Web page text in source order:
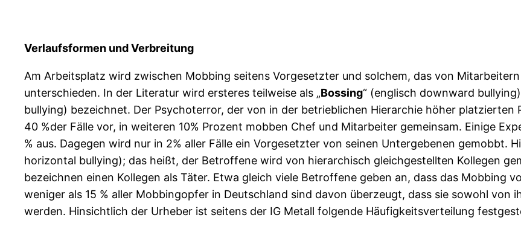
Verlaufsformen und Verbreitung
Am Arbeitsplatz wird zwischen Mobbing seitens Vorgesetzter und solchem, das von
unterschieden. In der Literatur wird ersteres teilweise als „Bossing“ (englisch downward
bullying) bezeichnet. Der Psychoterror, der von in der betrieblichen Hierarchie höher
40 %der Fälle vor, in weiteren 10% Prozent mobben Chef und Mitarbeiter gemeinsam. Einige
% aus. Dagegen wird nur in 2% aller Fälle ein Vorgesetzter von seinen Untergebenen gemobbt.
horizontal bullying); das heißt, der Betroffene wird von hierarchisch gleichgestellten Kollegen
bezeichnen einen Kollegen als Täter. Etwa gleich viele Betroffene geben an, dass das Mobbing
weniger als 15 % aller Mobbingopfer in Deutschland sind davon überzeugt, dass sie sowohl von
werden. Hinsichtlich der Urheber ist seitens der IG Metall folgende Häufigkeitsverteilung